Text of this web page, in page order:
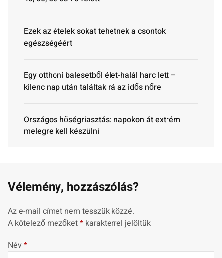
Ezek az ételek sokat tehetnek a csontok
egészségéért
Egy otthoni balesetből élet-halál harc lett –
kilenc nap után találtak rá az idős nőre
Országos hőségriasztás: napokon át extrém
melegre kell készülni
Vélemény, hozzászólás?
Az e-mail címet nem tesszük közzé.
A kötelező mezőket* karakterrel jelöltük
Név*